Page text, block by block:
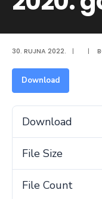
30. RUJNA 2022. | |
Download
Download
File Size
File Count